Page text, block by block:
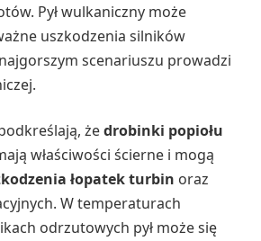
Pył wulkaniczny może
uszkodzenia silników
scenariuszu prowadzi
żedrobinki popiołu
właściwości ścierne i mogą
łopatek turbin oraz
W temperaturach
odrzutowych pył może się